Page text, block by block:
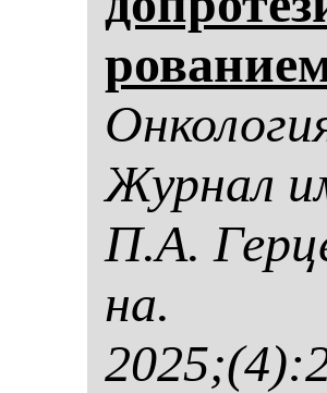
Жур­нал
П.А.
на.